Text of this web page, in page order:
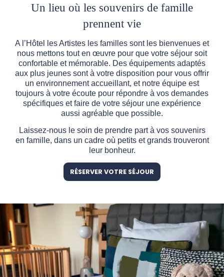
Un lieu où les souvenirs de famille
prennent vie
A l’Hôtel les Artistes les familles sont les bienvenues et
nous mettons tout en œuvre pour que votre séjour soit
confortable et mémorable. Des équipements adaptés
aux plus jeunes sont à votre disposition pour vous offrir
un environnement accueillant, et notre équipe est
toujours à votre écoute pour répondre à vos demandes
spécifiques et faire de votre séjour une expérience
aussi agréable que possible.
Laissez-nous le soin de prendre part à vos souvenirs
en famille, dans un cadre où petits et grands trouveront
leur bonheur.
RÉSERVER VOTRE SÉJOUR